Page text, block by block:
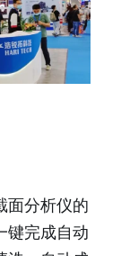
面分析仪的
键完成自动